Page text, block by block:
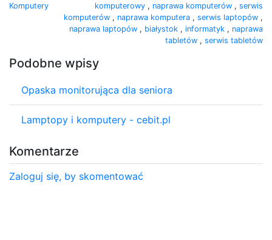
Komputery
komputerowy , naprawa komputerów , serwis
komputerów , naprawa komputera , serwis laptopów ,
naprawa laptopów , białystok , informatyk , naprawa
tabletów , serwis tabletów
Podobne wpisy
Opaska monitorująca dla seniora
Lamptopy i komputery - cebit.pl
Komentarze
Zaloguj się, by skomentować